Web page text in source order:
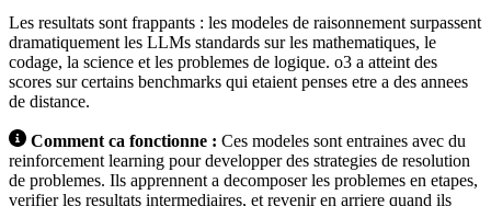
Les resultats sont frappants : les modeles de raisonnement surpassent
dramatiquement les LLMs standards sur les mathematiques, le
codage, la science et les problemes de logique. o3 a atteint des
scores sur certains benchmarks qui etaient penses etre a des annees
de distance.
Comment ca fonctionne : Ces modeles sont entraines avec du
reinforcement learning pour developper des strategies de resolution
de problemes. Ils apprennent a decomposer les problemes en etapes,
verifier les resultats intermediaires, et revenir en arriere quand ils